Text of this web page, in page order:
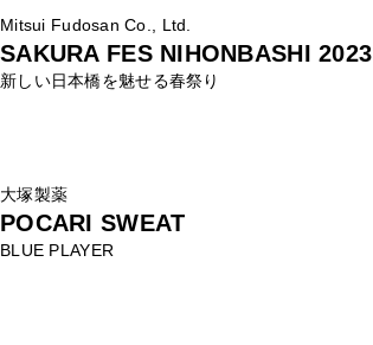
Mitsui Fudosan Co., Ltd.
SAKURA FES NIHONBASHI 2023
新しい日本橋を魅せる春祭り
大塚製薬
POCARI SWEAT
BLUE PLAYER